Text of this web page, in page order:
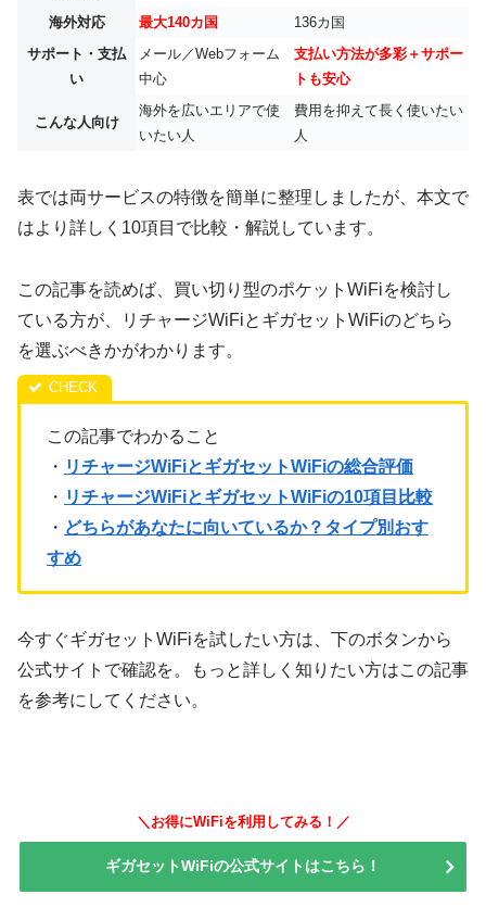
海外対応 最大140カ国
136カ国
サポート・支払
い
メール／Webフォーム
中心
支払い方法が多彩＋サポー
トも安心
こんな人向け
海外を広いエリアで使
いたい人
費用を抑えて長く使いたい
人
表では両サービスの特徴を簡単に整理しましたが、本文で
はより詳しく10項目で比較・解説しています。
この記事を読めば、買い切り型のポケットWiFiを検討し
ている方が、リチャージWiFiとギガセットWiFiのどちら
を選ぶべきかがわかります。
この記事でわかること
・ リチャージWiFiとギガセットWiFiの総合評価
・ リチャージWiFiとギガセットWiFiの10項目比較
・ どちらがあなたに向いているか？タイプ別おす
すめ
今すぐギガセットWiFiを試したい方は、下のボタンから
公式サイトで確認を。もっと詳しく知りたい方はこの記事
を参考にしてください。
＼お得にWiFiを利用してみる！／
ギガセットWiFiの公式サイトはこちら！